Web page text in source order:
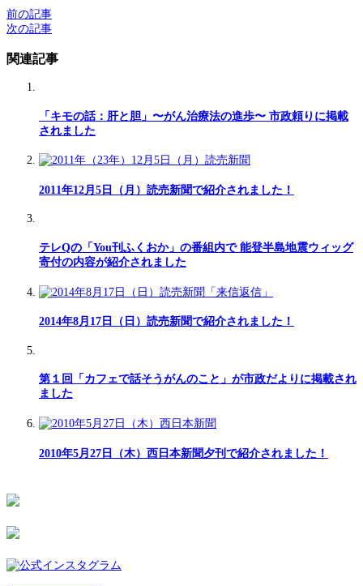
前の記事
次の記事
関連記事
「キモの話：肝と胆」〜がん治療法の進歩〜 市政頼りに掲載
されました
2011年12月5日（月）読売新聞で紹介されました！
テレQの「You刊ふくおか」の番組内で 能登半島地震ウィッグ
寄付の内容が紹介されました
2014年8月17日（日）読売新聞で紹介されました！
第１回「カフェで話そうがんのこと」が市政だよりに掲載され
ました
2010年5月27日（木）西日本新聞夕刊で紹介されました！